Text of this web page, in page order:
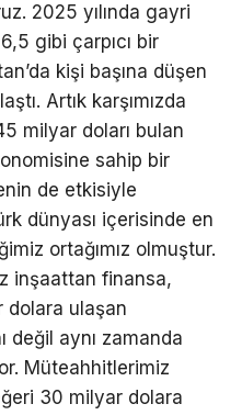
2025 yılında gayri
gibi çarpıcı bir
kişi başına düşen
Artık karşımızda
milyar doları bulan
sahip bir
de etkisiyle
dünyası içerisinde en
ortağımız olmuştur.
inşaattan finansa,
dolara ulaşan
değil aynı zamanda
Müteahhitlerimiz
30 milyar dolara